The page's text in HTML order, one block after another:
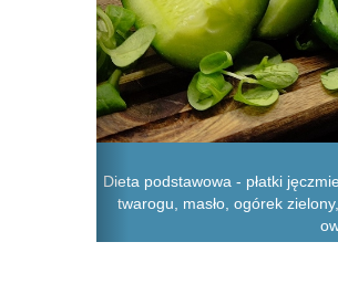
Dieta podstawowa - płatki
twarogu, masło, ogórek